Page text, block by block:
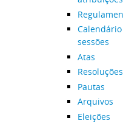
sessões
Atas
Resoluções
Pautas
Arquivos
Eleições